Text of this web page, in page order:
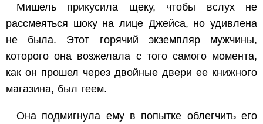
Мишель прикусила щеку, чтобы вслух не
рассмеяться шоку на лице Джейса, но удивлена
не была. Этот горячий экземпляр мужчины,
которого она возжелала с того самого момента,
как он прошел через двойные двери ее книжного
магазина, был геем.
Она подмигнула ему в попытке облегчить его